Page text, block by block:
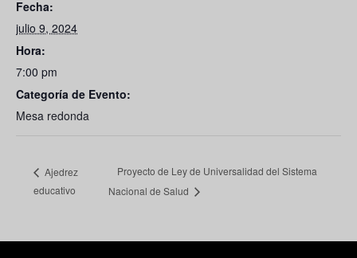
Fecha:
julio 9, 2024
Hora:
7:00 pm
Categoría de Evento:
Mesa redonda
Ajedrez
educativo
Proyecto de Ley de Universalidad del Sistema
Nacional de Salud